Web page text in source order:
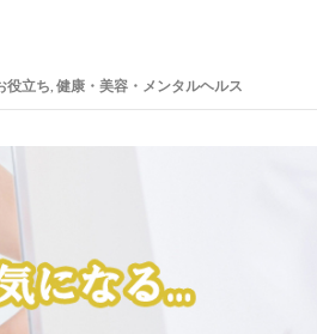
役立ち, 健康・美容・メンタルヘルス